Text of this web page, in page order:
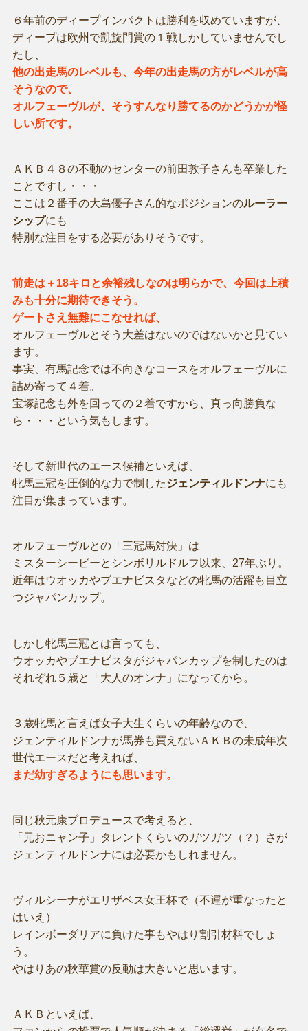
６年前のディープインパクトは勝利を収めていますが、
ディープは欧州で凱旋門賞の１戦しかしていませんでし
たし、
他の出走馬のレベルも、今年の出走馬の方がレベルが高
そうなので、
オルフェーヴルが、そうすんなり勝てるのかどうかが怪
しい所です。
ＡＫＢ４８の不動のセンターの前田敦子さんも卒業した
ことですし・・・
ここは２番手の大島優子さん的なポジションのルーラー
シップにも
特別な注目をする必要がありそうです。
前走は＋18キロと余裕残しなのは明らかで、今回は上積
みも十分に期待できそう。
ゲートさえ無難にこなせれば、
オルフェーヴルとそう大差はないのではないかと見てい
ます。
事実、有馬記念では不向きなコースをオルフェーヴルに
詰め寄って４着。
宝塚記念も外を回っての２着ですから、真っ向勝負な
ら・・・という気もします。
そして新世代のエース候補といえば、
牝馬三冠を圧倒的な力で制したジェンティルドンナにも
注目が集まっています。
オルフェーヴルとの「三冠馬対決」は
ミスターシービーとシンボリルドルフ以来、27年ぶり。
近年はウオッカやブエナビスタなどの牝馬の活躍も目立
つジャパンカップ。
しかし牝馬三冠とは言っても、
ウオッカやブエナビスタがジャパンカップを制したのは
それぞれ５歳と「大人のオンナ」になってから。
３歳牝馬と言えば女子大生くらいの年齢なので、
ジェンティルドンナが馬券も買えないＡＫＢの未成年次
世代エースだと考えれば、
まだ幼すぎるようにも思います。
同じ秋元康プロデュースで考えると、
「元おニャン子」タレントくらいのガツガツ（？）さが
ジェンティルドンナには必要かもしれません。
ヴィルシーナがエリザベス女王杯で（不運が重なったと
はいえ）
レインボーダリアに負けた事もやはり割引材料でしょ
う。
やはりあの秋華賞の反動は大きいと思います。
ＡＫＢといえば、